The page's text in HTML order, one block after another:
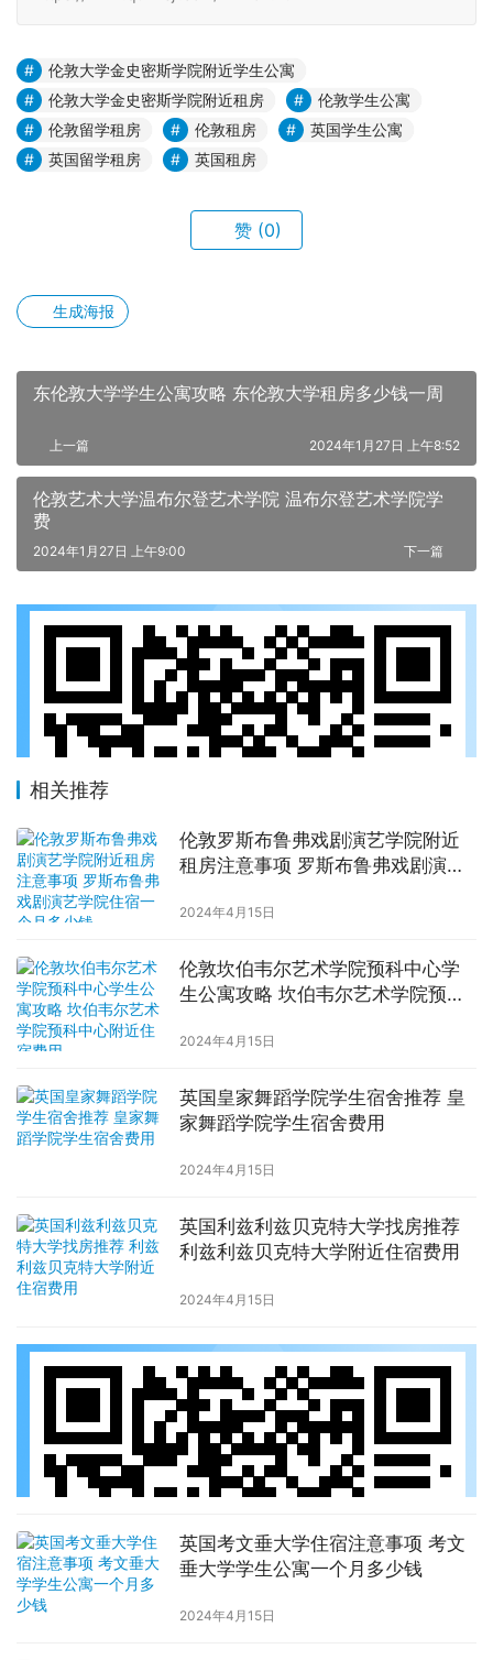
伦敦大学金史密斯学院附近学生公寓
伦敦大学金史密斯学院附近租房
伦敦学生公寓
伦敦留学租房
伦敦租房
英国学生公寓
英国留学租房
英国租房
赞 (0)
生成海报
东伦敦大学学生公寓攻略 东伦敦大学租房多少钱一周
上一篇 2024年1月27日 上午8:52
伦敦艺术大学温布尔登艺术学院 温布尔登艺术学院学
费
下一篇
2024年1月27日 上午9:00
相关推荐
伦敦罗斯布鲁弗戏剧演艺学院附近
租房注意事项 罗斯布鲁弗戏剧演艺
2024年4月15日
伦敦坎伯韦尔艺术学院预科中心学
生公寓攻略 坎伯韦尔艺术学院预科
2024年4月15日
英国皇家舞蹈学院学生宿舍推荐 皇
家舞蹈学院学生宿舍费用
2024年4月15日
英国利兹利兹贝克特大学找房推荐
利兹利兹贝克特大学附近住宿费用
2024年4月15日
英国考文垂大学住宿注意事项 考文
垂大学学生公寓一个月多少钱
2024年4月15日